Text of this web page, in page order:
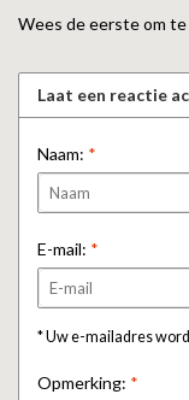
Wees de eerste om te
Laat een reactie
Naam: *
E-mail: *
* Uw e-mailadres
Opmerking: *